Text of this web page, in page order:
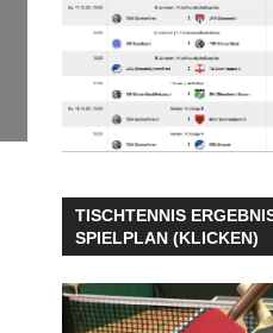
TISCHTENNIS
SPIELPLAN (KLICKEN)